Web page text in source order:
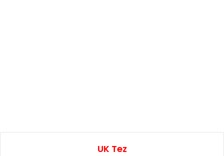
UK Tez